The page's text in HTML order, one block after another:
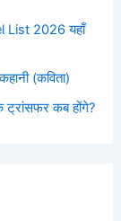
List 2026 यहाँ
(कविता)
ट्रांसफर कब होंगे?